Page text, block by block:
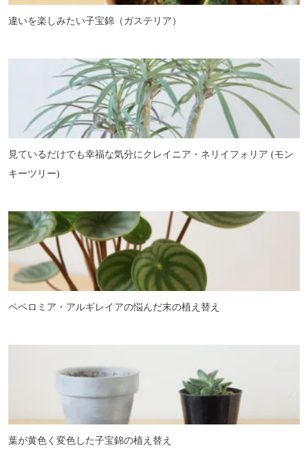
違いを楽しみたい子宝錦（ガステリア）
見ているだけでも幸福な気分にクレイニア・ネリイフォリア (モン
キーツリー)
ペペロミア・アルギレイアの悩んだ末の植え替え
葉が黄色く変色した子宝錦の植え替え